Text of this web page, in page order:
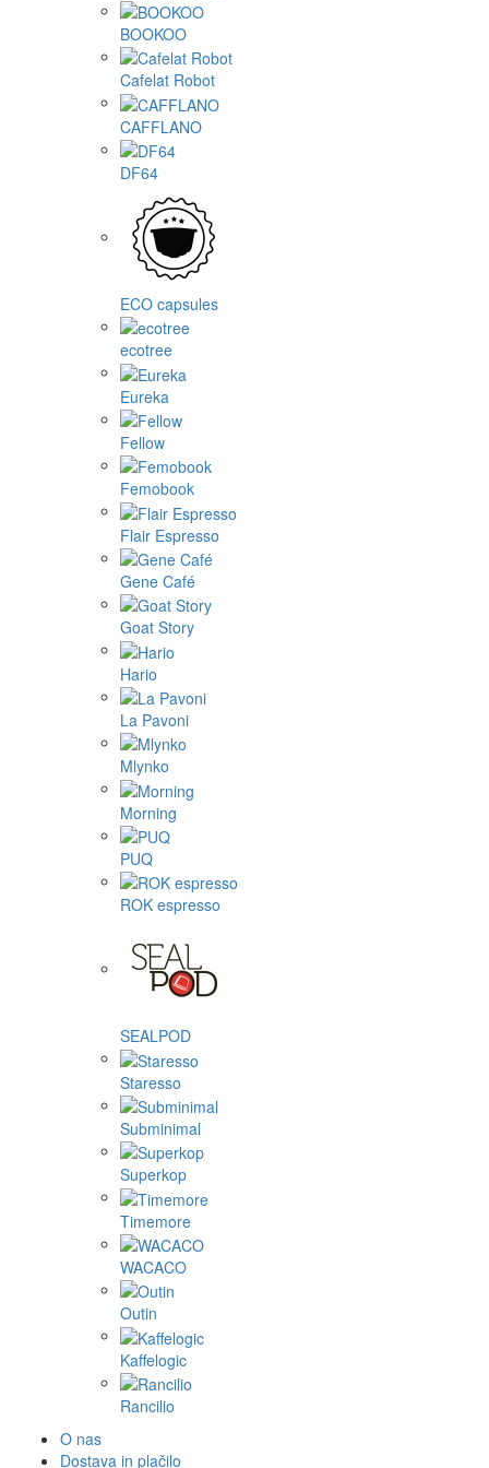
BOOKOO
Cafelat Robot
CAFFLANO
DF64
ECO capsules
ecotree
Eureka
Fellow
Femobook
Flair Espresso
Gene Café
Goat Story
Hario
La Pavoni
Mlynko
Morning
PUQ
ROK espresso
SEALPOD
Staresso
Subminimal
Superkop
Timemore
WACACO
Outin
Kaffelogic
Rancilio
O nas
Dostava in plačilo